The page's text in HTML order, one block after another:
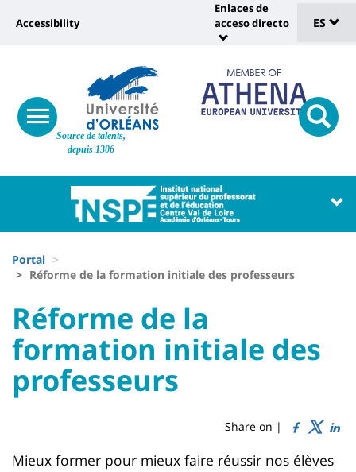
Site
Source de talents,
depuis 1306
Université
Recherche
responsive
menu
button
Université
vers
page
accessibilité
Accessibility
:
Shortcut
links
Enlaces de
acceso directo
de
ES
Université
Block
liste
composantes
d'Ariane
Portal
Réforme de la formation initiale des professeurs
University
:
Sidebar
University
:
Main
content
Titre
de
Réforme de la
formation initiale des
professeurs
Share on |
Contenu
Mieux former pour mieux faire réussir nos élèves